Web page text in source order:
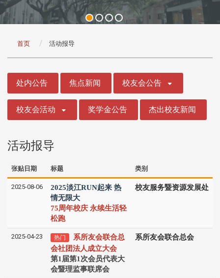
首页 活动报导
处内公告 焦点新闻 校友会公告
校友会活动 奖学金公告 杰出校友新闻
活动报导
张贴日期 标题 类别
2025-08-06
2025淡江RUN起来 热
情无限大
75周年校庆 永续生活轻
松跑
校友服务暨资源发展处
2025-04-23 热门
系所友会联合总
会社团法人成立大会
第1届第1次会员代表大
会暨理监事联席会
系所友会联合总会